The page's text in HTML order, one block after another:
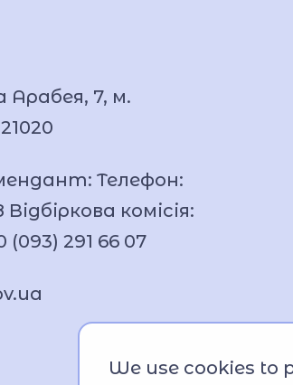
Арабея, 7, м.
Телефон:
комісія:
(093) 291 66 07
We use cookies to